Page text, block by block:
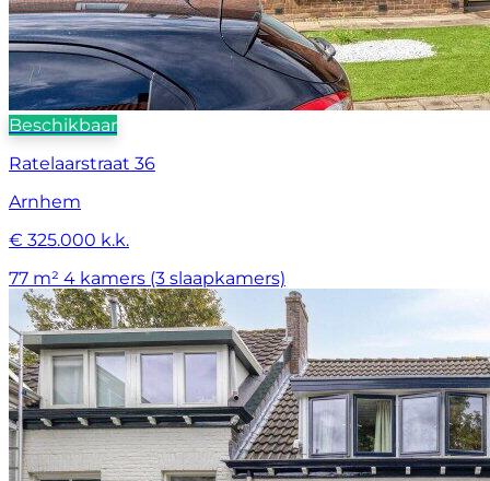
Beschikbaar
Ratelaarstraat 36
Arnhem
€ 325.000 k.k.
77 m² 4 kamers (3 slaapkamers)